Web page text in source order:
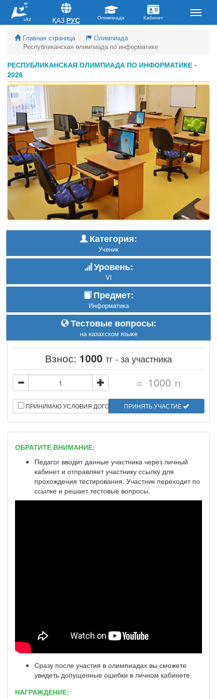
Главная страница
Олимпиада
Республиканская олимпиада по информатике
РЕСПУБЛИКАНСКАЯ ОЛИМПИАДА ПО ИНФОРМАТИКЕ -
2026
Категория:
Ученик
Уровень:
VI
Предмет:
Информатика
Тестовые вопросы:
на казахском языке
Взнос: 1000 тг - за участника
= 1000 тг
ПРИНИМАЮ УСЛОВИЯ ДОГОВОРА ПРИНЯТЬ УЧАСТИЕ
ОБРАТИТЕ ВНИМАНИЕ:
Педагог вводит данные участника через личный
кабинет и отправляет участнику ссылку для
прохождения тестирования. Участник переходит по
ссылке и решает тестовые вопросы.
Сразу после участия в олимпиадах вы сможете
увидеть допущенные ошибки в личном кабинете.
НАГРАЖДЕНИЕ:
ҚАЗ РУС